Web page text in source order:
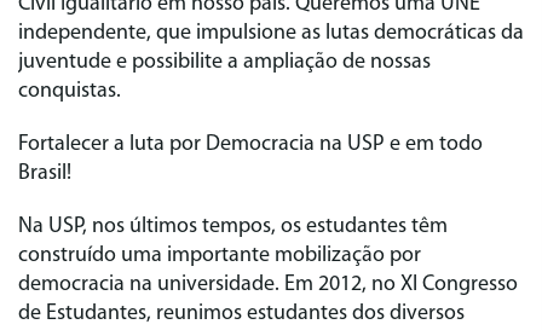
independente, que impulsione as lutas democráticas da
juventude e possibilite a ampliação de nossas
conquistas.
Fortalecer a luta por Democracia na USP e em todo
Brasil!
Na USP, nos últimos tempos, os estudantes têm
construído uma importante mobilização por
democracia na universidade. Em 2012, no XI Congresso
de Estudantes, reunimos estudantes dos diversos